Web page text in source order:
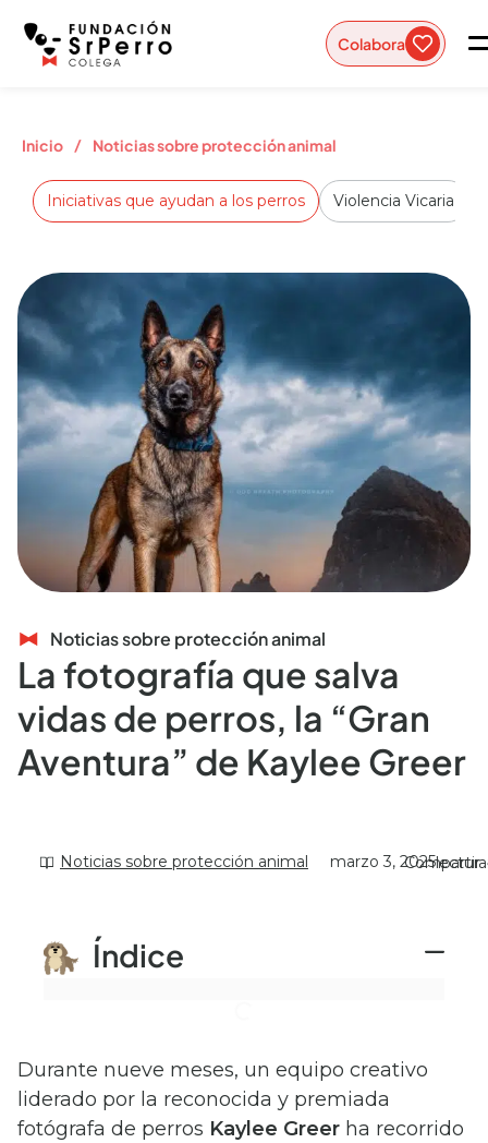
Colabora
Inicio / Noticias sobre protección animal
Violencia Vicaria
Iniciativas que ayudan a los perros
Noticias sobre protección animal
La fotografía que salva
vidas de perros, la “Gran
Aventura” de Kaylee Greer
Noticias sobre protección animal marzo 3, 2025Compartir
Índice
Durante nueve meses, un equipo creativo
liderado por la reconocida y premiada
fotógrafa de perros Kaylee Greer ha recorrido